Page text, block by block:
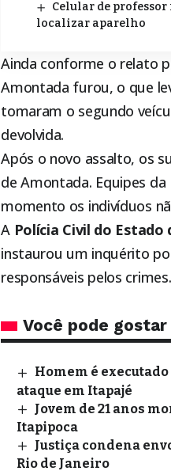
Celular de
localizar aparelho
Ainda conforme o relato
Amontada furou, o que
tomaram o segundo
devolvida.
Após o novo assalto, os
de Amontada. Equipes
momento os indivíduos
A Polícia Civil do Estado
instaurou um inquérito
responsáveis pelos crimes.
Você pode
Homem é
ataque em Itapajé
Jovem de 21 anos
Itapipoca
Justiça condena
Rio de Janeiro